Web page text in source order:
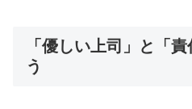
「優しい上司」と「
う